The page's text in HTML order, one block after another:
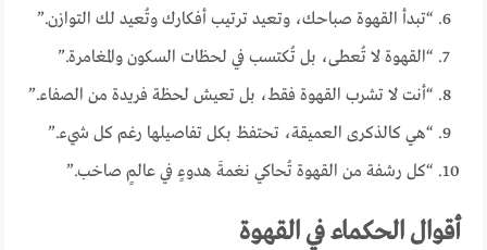
“تبدأ القهوة صباحك، وتعيد ترتيب أفكارك وتُعيد لك التوازن.”
“القهوة لا تُعطى، بل تُكتسب في لحظات السكون والمغامرة.”
“أنت لا تشرب القهوة فقط، بل تعيش لحظة فريدة من الصفاء.”
“هي كالذكرى العميقة، تحتفظ بكل تفاصيلها رغم كل شيء.”
“كل رشفة من القهوة تُحاكي نغمةَ هدوءٍ في عالمٍ صاخب.”
أقوال الحكماء في القهوة